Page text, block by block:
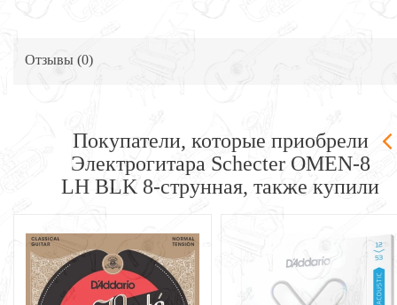
Отзывы (0)
Покупатели, которые приобрели
Электрогитара Schecter OMEN-8
LH BLK 8-струнная, также купили